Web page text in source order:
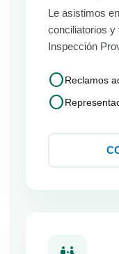
Le asistimos
conciliatorios y
Inspección
circleReclamos
circle